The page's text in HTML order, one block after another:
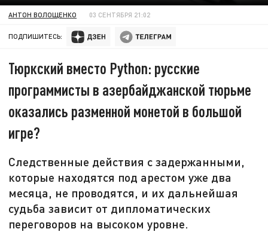
АНТОН ВОЛОЩЕНКО 03 СЕНТЯБРЯ 21:02
ПОДПИШИТЕСЬ:
Тюркский вместо Python: русские
программисты в азербайджанской тюрьме
оказались разменной монетой в большой
игре?
Следственные действия с задержанными,
которые находятся под арестом уже два
месяца, не проводятся, и их дальнейшая
судьба зависит от дипломатических
переговоров на высоком уровне.